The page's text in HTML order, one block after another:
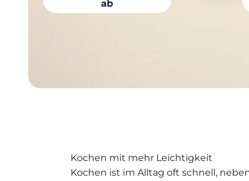
Kochen mit mehr Leichtigkeit
Kochen ist im Alltag oft schnell,